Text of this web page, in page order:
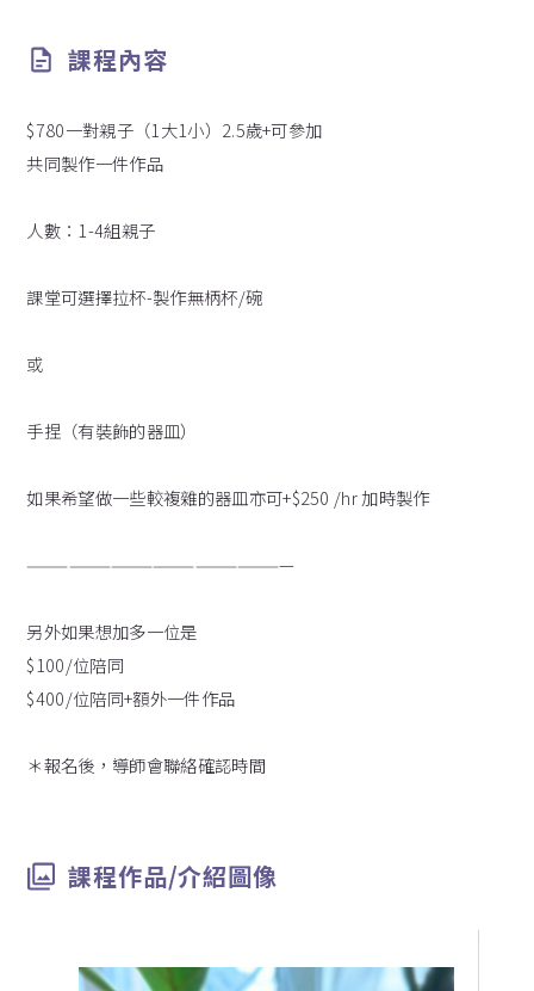
課程內容
$780一對親子（1大1小）2.5歲+可參加
共同製作一件作品
人數：1-4組親子
課堂可選擇拉杯-製作無柄杯/碗
或
手捏（有裝飾的器皿）
如果希望做一些較複雜的器皿亦可+$250 /hr 加時製作
———————————————————
另外如果想加多一位是
$100/位陪同
$400/位陪同+額外一件作品
＊報名後，導師會聯絡確認時間
課程作品/介紹圖像